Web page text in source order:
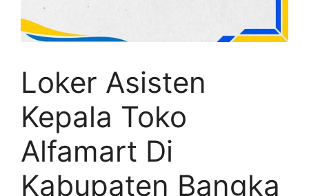
Loker Asisten
Kepala Toko
Alfamart Di
Kabupaten Bangka